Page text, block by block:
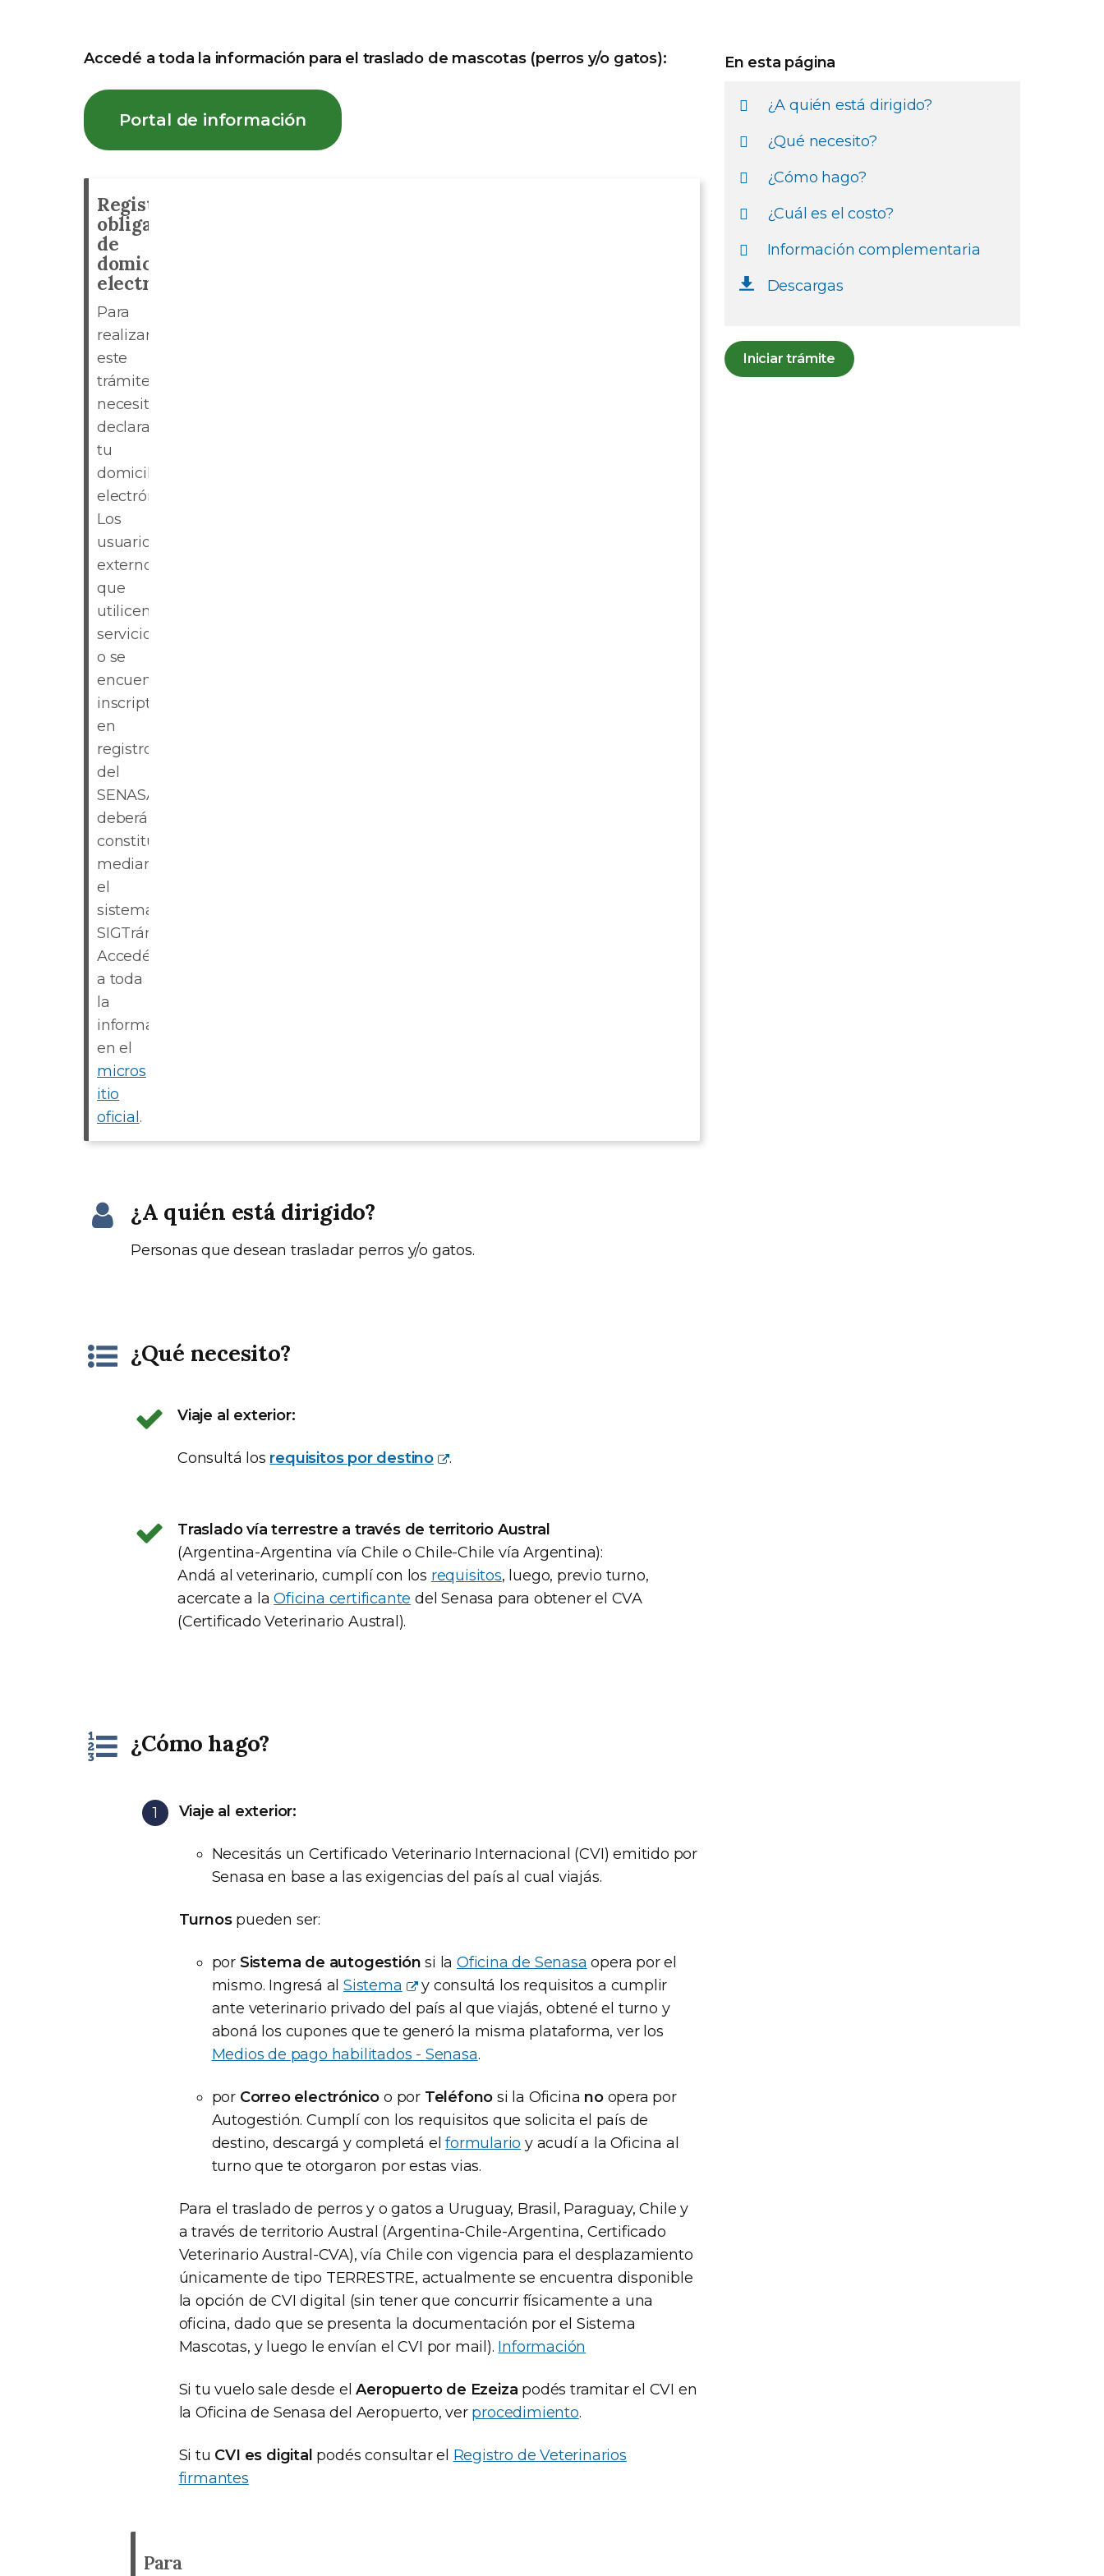
Accedé a toda la información para el traslado de mascotas (perros y/o gatos):
Portal de información
Registro
obligatorio
de
domicilio
electrónico
Para
realizar
este
trámite
necesitás
declarar
tu
domicilio
electrónico.
Los
usuarios
externos
que
utilicen
servicios
o se
encuentren
inscriptos
en
registros
del
SENASA
deberán
constituirlo
mediante
el
sistema
SIGTrámites.
Accedé
a toda
la
información
en el
micros
itio
oficial.
¿A quién está dirigido?
Personas que desean trasladar perros y/o gatos.
¿Qué necesito?
Viaje al exterior:
Consultá los requisitos por destino .
Traslado vía terrestre a través de territorio Austral
(Argentina-Argentina vía Chile o Chile-Chile vía Argentina):
Andá al veterinario, cumplí con los requisitos, luego, previo turno,
acercate a laOficina certificante del Senasa para obtener el CVA
(Certificado Veterinario Austral).
¿Cómo hago?
Viaje al exterior:
Necesitás un Certificado Veterinario Internacional (CVI) emitido por
Senasa en base a las exigencias del país al cual viajás.
Turnospueden ser:
por Sistema de autogestión si laOficina de Senasa opera por el
mismo. Ingresá al Sistema
y consultá los requisitos a cumplir
ante veterinario privado del país al que viajás, obtené el turno y
aboná los cupones que te generó la misma plataforma, ver los
Medios de pago habilitados - Senasa.
por Correo electrónico o por Teléfono si la Oficina noopera por
Autogestión. Cumplí con los requisitos que solicita el país de
destino, descargá y completá elformulario y acudí a la Oficina al
turno que te otorgaron por estas vias.
Para el traslado de perros y o gatos a Uruguay, Brasil, Paraguay, Chile y
a través de territorio Austral (Argentina-Chile-Argentina, Certificado
Veterinario Austral-CVA), vía Chile con vigencia para el desplazamiento
únicamente de tipo TERRESTRE, actualmente se encuentra disponible
la opción de CVI digital (sin tener que concurrir físicamente a una
oficina, dado que se presenta la documentación por el Sistema
Mascotas, y luego le envían el CVI por mail). Información
Si tu vuelo sale desde elAeropuerto de Ezeiza podés tramitar el CVI en
la Oficina de Senasa del Aeropuerto, ver procedimiento.
Si tu CVI es digital podés consultar el Registro de Veterinarios
firmantes
Para
En esta página
¿A quién está dirigido?
¿Qué necesito?
¿Cómo hago?
¿Cuál es el costo?
Información complementaria
Descargas
Iniciar trámite